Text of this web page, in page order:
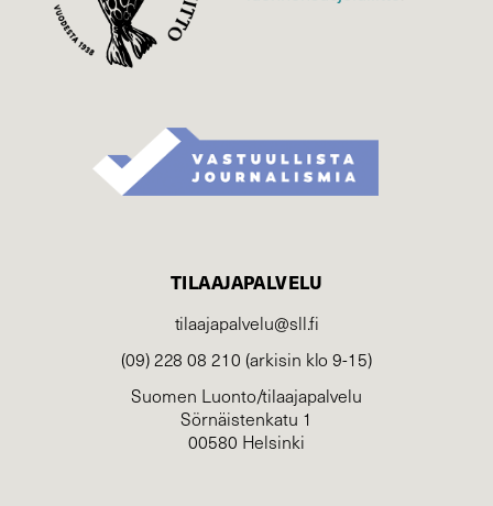
TILAAJAPALVELU
tilaajapalvelu@sll.fi
(09) 228 08 210 (arkisin klo 9-15)
Suomen Luonto/tilaajapalvelu
Sörnäistenkatu 1
00580 Helsinki